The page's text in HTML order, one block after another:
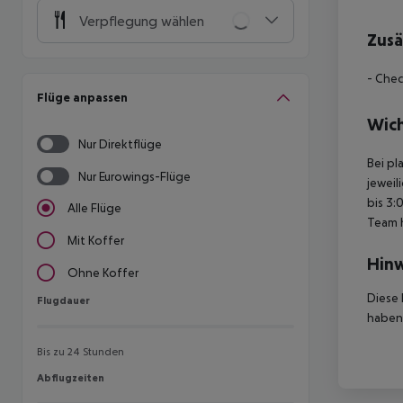
Verpflegung wählen
Flüge anpassen
Nur Direktflüge
Nur Eurowings-Flüge
Alle Flüge
Mit Koffer
Ohne Koffer
Flugdauer
Flugdauer
Bis zu 24 Stunden
Abflugzeiten
Abflugzeiten
-
Bei
bis
Team
Diese